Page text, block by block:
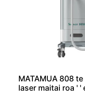
MATAMUA 808
laser maitai roa ' '